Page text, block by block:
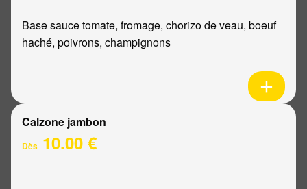
Base sauce tomate, fromage, chorizo de veau, boeuf
haché, poivrons, champignons
Calzone jambon
Dès 10.00 €